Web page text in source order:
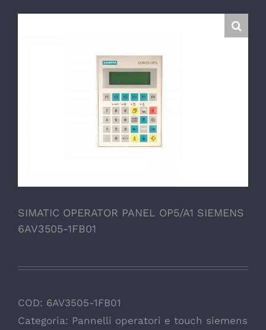
SIMATIC OPERATOR PANEL OP5/A1 SIEMENS
6AV3505-1FB01
COD: 6AV3505-1FB01
Categoria: Pannelli operatori e touch siemens